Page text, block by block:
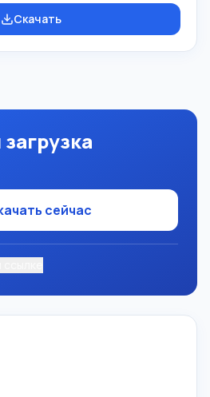
Pascal ABC.NET изучение и
программирования.
Скачать
сейчас